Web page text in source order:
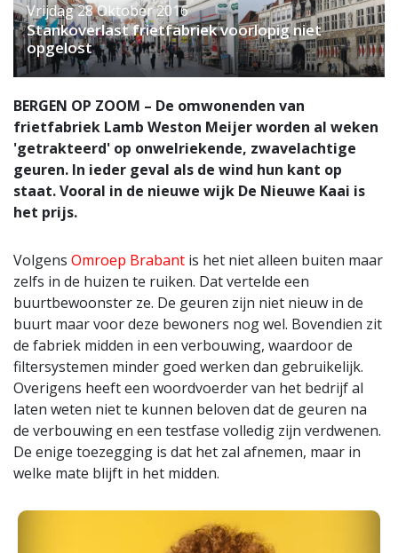
Vrijdag 28 Oktober 2016
Stankoverlast frietfabriek voorlopig niet
opgelost
BERGEN OP ZOOM – De omwonenden van
frietfabriek Lamb Weston Meijer worden al weken
'getrakteerd' op onwelriekende, zwavelachtige
geuren. In ieder geval als de wind hun kant op
staat. Vooral in de nieuwe wijk De Nieuwe Kaai is
het prijs.
Volgens Omroep Brabant is het niet alleen buiten maar
zelfs in de huizen te ruiken. Dat vertelde een
buurtbewoonster ze. De geuren zijn niet nieuw in de
buurt maar voor deze bewoners nog wel. Bovendien zit
de fabriek midden in een verbouwing, waardoor de
filtersystemen minder goed werken dan gebruikelijk.
Overigens heeft een woordvoerder van het bedrijf al
laten weten niet te kunnen beloven dat de geuren na
de verbouwing en een testfase volledig zijn verdwenen.
De enige toezegging is dat het zal afnemen, maar in
welke mate blijft in het midden.